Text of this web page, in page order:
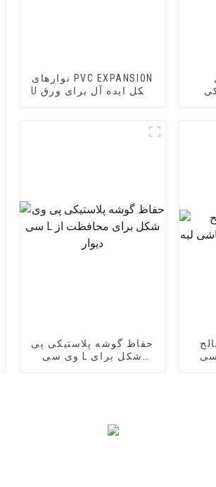
نوارهای PVC EXPANSION
U شکل ایده آل برای ورق
حفاظ گوشه پلاستیکی پی
وی سی L شکل برای
سی